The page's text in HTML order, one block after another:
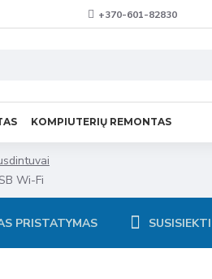
+370-601-82830
KOMPIUTERIŲ REMONTAS
Wi-Fi
PRISTATYMAS SUSISIEKTI